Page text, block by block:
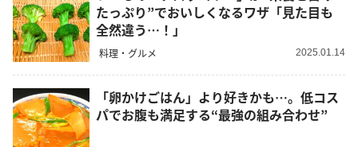
たっぷり”でおいしくなるワザ「見た目も
全然違う…！」
料理・グルメ 2025.01.14
「卵かけごはん」より好きかも…。低コス
パでお腹も満足する“最強の組み合わせ”